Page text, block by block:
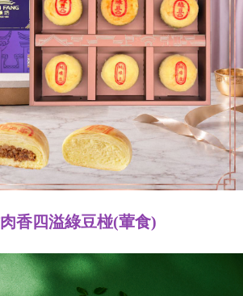
香四溢綠豆椪(葷食)